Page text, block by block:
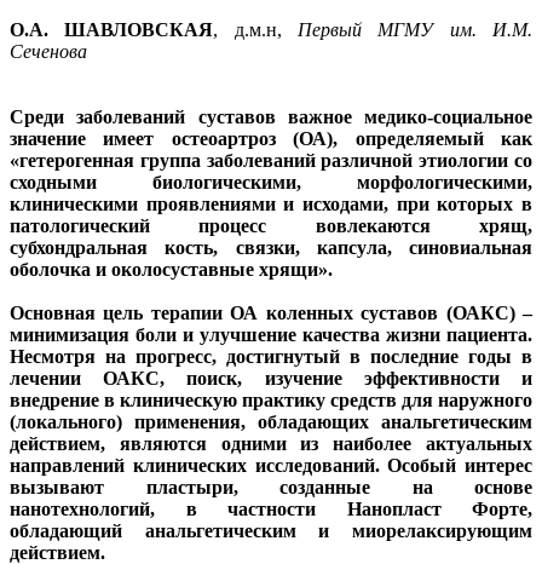
О.А. ШАВЛОВСКАЯ, д.м.н, Первый МГМУ им. И.М.
Сеченова
Среди заболеваний суставов важное медико-социальное
значение имеет остеоартроз (ОА), определяемый как
«гетерогенная группа заболеваний различной этиологии со
сходными биологическими, морфологическими,
клиническими проявлениями и исходами, при которых в
патологический процесс вовлекаются хрящ,
субхондральная кость, связки, капсула, синовиальная
оболочка и околосуставные хрящи».
Основная цель терапии ОА коленных суставов (ОАКС) –
минимизация боли и улучшение качества жизни пациента.
Несмотря на прогресс, достигнутый в последние годы в
лечении ОАКС, поиск, изучение эффективности и
внедрение в клиническую практику средств для наружного
(локального) применения, обладающих анальгетическим
действием, являются одними из наиболее актуальных
направлений клинических исследований. Особый интерес
вызывают пластыри, созданные на основе
нанотехнологий, в частности Нанопласт Форте,
обладающий анальгетическим и миорелаксирующим
действием.